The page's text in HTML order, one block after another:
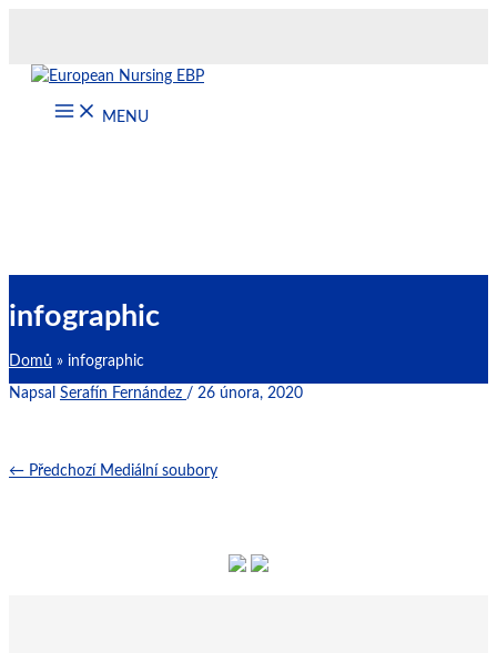
obsah
MENU
infographic
Domů infographic
Napsal Serafín Fernández / 26 února, 2020
← Předchozí Mediální soubory